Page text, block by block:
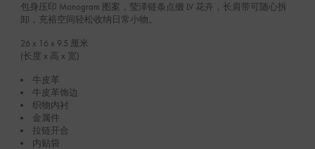
包身压印 Monogram 图案，莹泽链条点缀 LV 花卉，长肩带可随心拆
卸，充裕空间轻松收纳日常小物。
26 x 16 x 9.5 厘米
(长度 x 高 x 宽)
牛皮革
牛皮革饰边
织物内衬
金属件
拉链开合
内贴袋